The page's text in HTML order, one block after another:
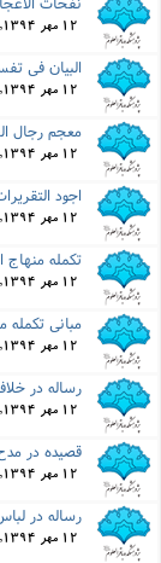
12 مهر 1394, 19:44
البیان فى
12 مهر 1394, 19:44
معجم رجال
12 مهر 1394, 19:44
اجود التقریرات
12 مهر 1394, 19:44
تکمله منهاج
12 مهر 1394, 19:44
مبانى تکمله
12 مهر 1394, 19:44
رساله در
12 مهر 1394, 19:44
قصیده در مدح
12 مهر 1394, 19:44
رساله در
12 مهر 1394, 19:44